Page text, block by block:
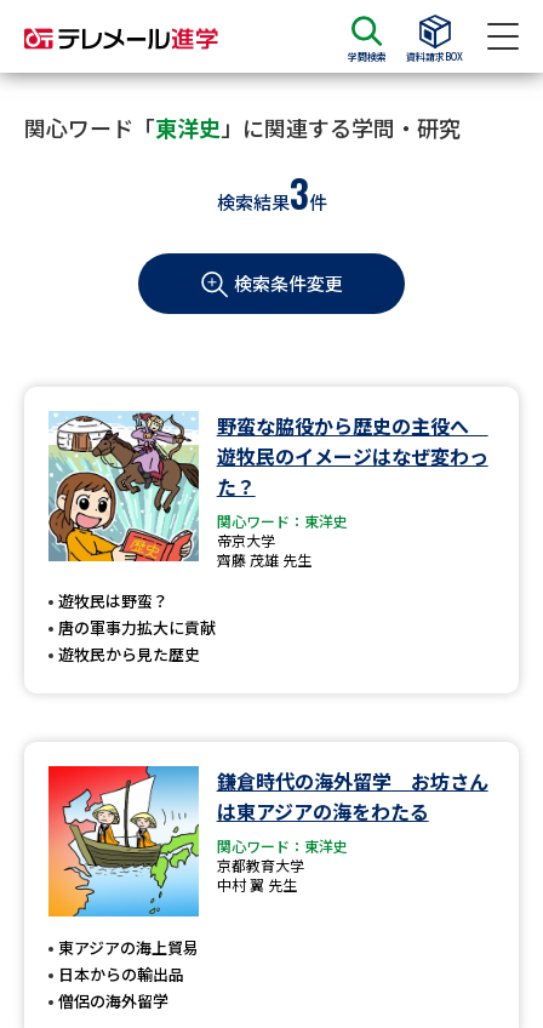
学問検索 資料請求BOX
資料請求 資料検索
大学・短大の資料種類から請求
学部・学科パンフ
過去問題集
大学・短大以外の資料から請求
専門学校の資料請求
留学・進学関連、塾・予備校
大学入学共通テスト「受験上の
高等学校（情報）教員資格認定
大学研究
大学で学べる内容や特徴を調べる
関心ワード「東洋史 」に関連する学問・研究
検索結果3件
検索条件変更
野蛮な脇役から歴史の主役へ
遊牧民のイメージはなぜ変わっ
た？
関心ワード：東洋史
帝京大学
齊藤 茂雄 先生
遊牧民は野蛮？
唐の軍事力拡大に貢献
遊牧民から見た歴史
鎌倉時代の海外留学 お坊さん
は東アジアの海をわたる
関心ワード：東洋史
京都教育大学
中村 翼 先生
東アジアの海上貿易
日本からの輸出品
僧侶の海外留学